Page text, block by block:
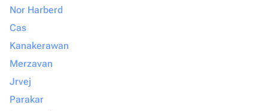
Nor Harberd
Cas
Kanakerawan
Merzavan
Jrvej
Parakar